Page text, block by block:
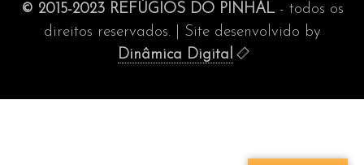
© 2015-2023 REFÚGIOS DO PINHAL- todos os
direitos reservados. | Site desenvolvido by
Dinâmica Digital